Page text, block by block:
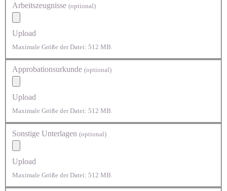
Arbeitszeugnisse (optional)
Upload
Maximale Größe der Datei: 512 MB.
Approbationsurkunde (optional)
Upload
Maximale Größe der Datei: 512 MB.
Sonstige Unterlagen (optional)
Upload
Maximale Größe der Datei: 512 MB.